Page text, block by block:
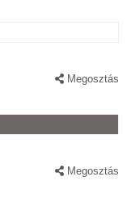
Megosztás
Megosztás